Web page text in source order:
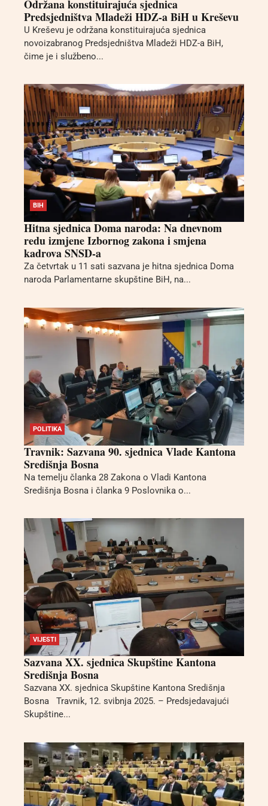
Održana konstituirajuća sjednica
Predsjedništva Mladeži HDZ-a BiH u Kreševu
U Kreševu je održana konstituirajuća sjednica
novoizabranog Predsjedništva Mladeži HDZ-a BiH,
čime je i službeno...
BIH
Hitna sjednica Doma naroda: Na dnevnom
redu izmjene Izbornog zakona i smjena
kadrova SNSD-a
Za četvrtak u 11 sati sazvana je hitna sjednica Doma
naroda Parlamentarne skupštine BiH, na...
POLITIKA
Travnik: Sazvana 90. sjednica Vlade Kantona
Središnja Bosna
Na temelju članka 28 Zakona o Vladi Kantona
Središnja Bosna i članka 9 Poslovnika o...
VIJESTI
Sazvana XX. sjednica Skupštine Kantona
Središnja Bosna
Sazvana XX. sjednica Skupštine Kantona Središnja
Bosna Travnik, 12. svibnja 2025. – Predsjedavajući
Skupštine...